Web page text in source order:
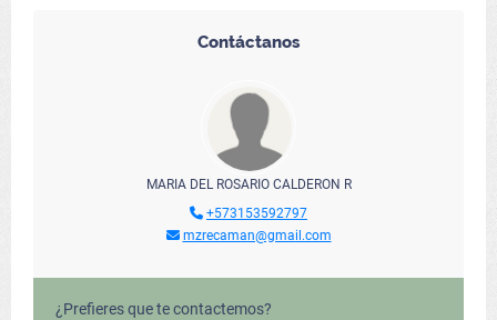
Contáctanos
MARIA DEL ROSARIO CALDERON R
+573153592797
mzrecaman@gmail.com
¿Prefieres que te contactemos?